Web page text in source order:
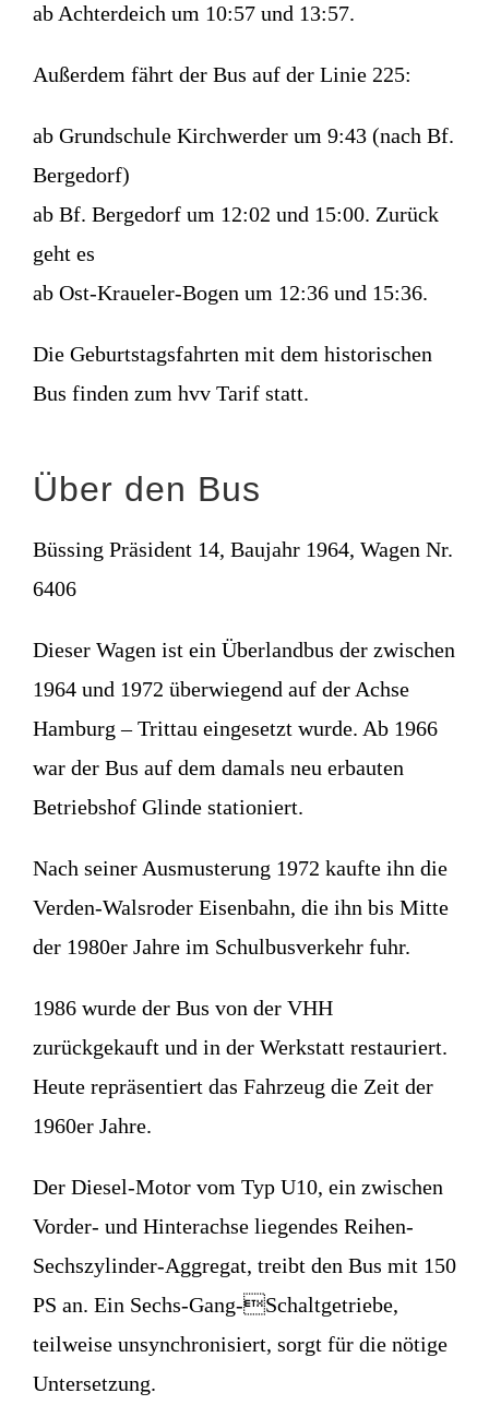
ab Achterdeich um 10:57 und 13:57.
Außerdem fährt der Bus auf der Linie 225:
ab Grundschule Kirchwerder um 9:43 (nach Bf.
Bergedorf)
ab Bf. Bergedorf um 12:02 und 15:00. Zurück
geht es
ab Ost-Kraueler-Bogen um 12:36 und 15:36.
Die Geburtstagsfahrten mit dem historischen
Bus finden zum hvv Tarif statt.
Über den Bus
Büssing Präsident 14, Baujahr 1964, Wagen Nr.
6406
Dieser Wagen ist ein Überlandbus der zwischen
1964 und 1972 überwiegend auf der Achse
Hamburg – Trittau eingesetzt wurde. Ab 1966
war der Bus auf dem damals neu erbauten
Betriebshof Glinde stationiert.
Nach seiner Ausmusterung 1972 kaufte ihn die
Verden-Walsroder Eisenbahn, die ihn bis Mitte
der 1980er Jahre im Schulbusverkehr fuhr.
1986 wurde der Bus von der VHH
zurückgekauft und in der Werkstatt restauriert.
Heute repräsentiert das Fahrzeug die Zeit der
1960er Jahre.
Der Diesel-Motor vom Typ U10, ein zwischen
Vorder- und Hinterachse liegendes Reihen-
Sechszylinder-Aggregat, treibt den Bus mit 150
PS an. Ein Sechs-Gang-Schaltgetriebe,
teilweise unsynchronisiert, sorgt für die nötige
Untersetzung.